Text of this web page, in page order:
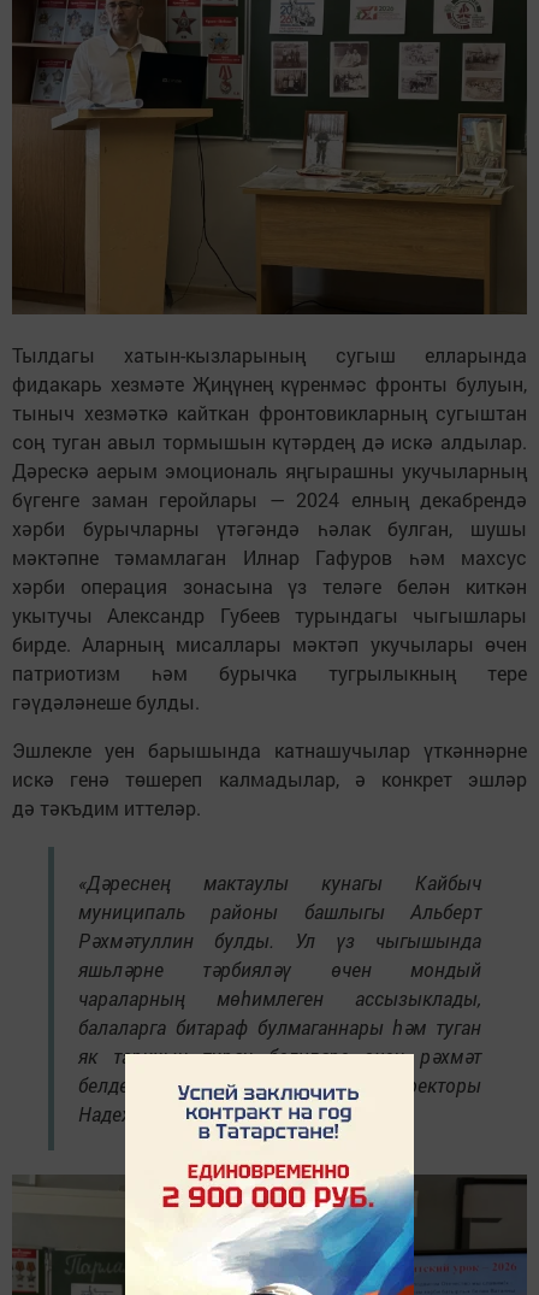
Тылдагы хатын-кызларының сугыш елларында
фидакарь хезмәте Җиңүнең күренмәс фронты булуын,
тыныч хезмәткә кайткан фронтовикларның сугыштан
соң туган авыл тормышын күтәрдең дә искә алдылар.
Дәрескә аерым эмоциональ яңгырашны укучыларның
бүгенге заман геройлары — 2024 елның декабрендә
хәрби бурычларны үтәгәндә һәлак булган, шушы
мәктәпне тәмамлаган Илнар Гафуров һәм махсус
хәрби операция зонасына үз теләге белән киткән
укытучы Александр Губеев турындагы чыгышлары
бирде. Аларның мисаллары мәктәп укучылары өчен
патриотизм һәм бурычка тугрылыкның тере
гәүдәләнеше булды.
Эшлекле уен барышында катнашучылар үткәннәрне
искә генә төшереп калмадылар, ә конкрет эшләр
дә тәкъдим иттеләр.
«Дәреснең мактаулы кунагы Кайбыч
муниципаль районы башлыгы Альберт
Рәхмәтуллин булды. Ул үз чыгышында
яшьләрне тәрбияләү өчен мондый
чараларның мөһимлеген ассызыклады,
балаларга битараф булмаганнары һәм туган
як тарихын тирән белүләре өчен рәхмәт
белдерде», — дип сөйләде мәктәп директоры
Надежда Макарова.